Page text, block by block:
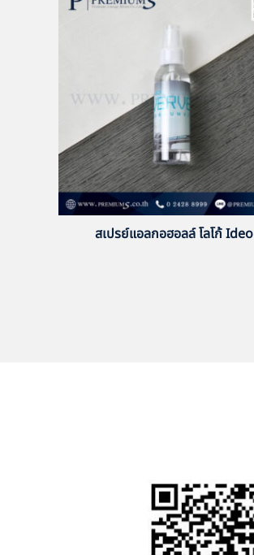
สเปรย์แอลกอฮอลล์ โลโก้ Ideo